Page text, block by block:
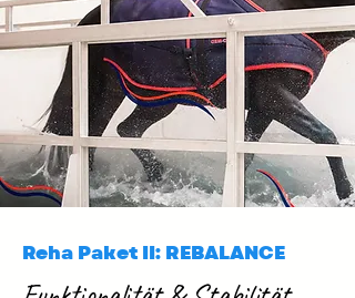
Reha Paket II: REBALANCE